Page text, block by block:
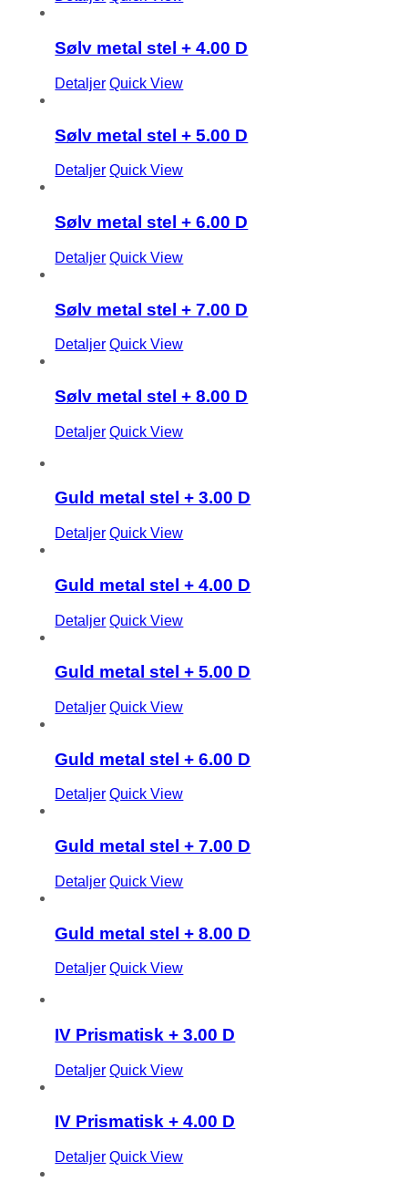
Sølv metal stel + 4.00 D
Detaljer Quick View
Sølv metal stel + 5.00 D
Detaljer Quick View
Sølv metal stel + 6.00 D
Detaljer Quick View
Sølv metal stel + 7.00 D
Detaljer Quick View
Sølv metal stel + 8.00 D
Detaljer Quick View
Guld metal stel + 3.00 D
Detaljer Quick View
Guld metal stel + 4.00 D
Detaljer Quick View
Guld metal stel + 5.00 D
Detaljer Quick View
Guld metal stel + 6.00 D
Detaljer Quick View
Guld metal stel + 7.00 D
Detaljer Quick View
Guld metal stel + 8.00 D
Detaljer Quick View
IV Prismatisk + 3.00 D
Detaljer Quick View
IV Prismatisk + 4.00 D
Detaljer Quick View